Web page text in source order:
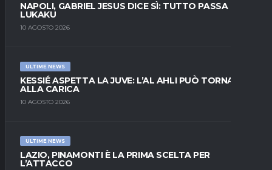
NAPOLI, GABRIEL JESUS DICE SÌ: TUTTO PASSA DA
LUKAKU
10 AGOSTO 2026
ULTIME NEWS
KESSIÉ ASPETTA LA JUVE: L’AL AHLI PUÒ TORNARE
ALLA CARICA
10 AGOSTO 2026
ULTIME NEWS
LAZIO, PINAMONTI È LA PRIMA SCELTA PER
L’ATTACCO